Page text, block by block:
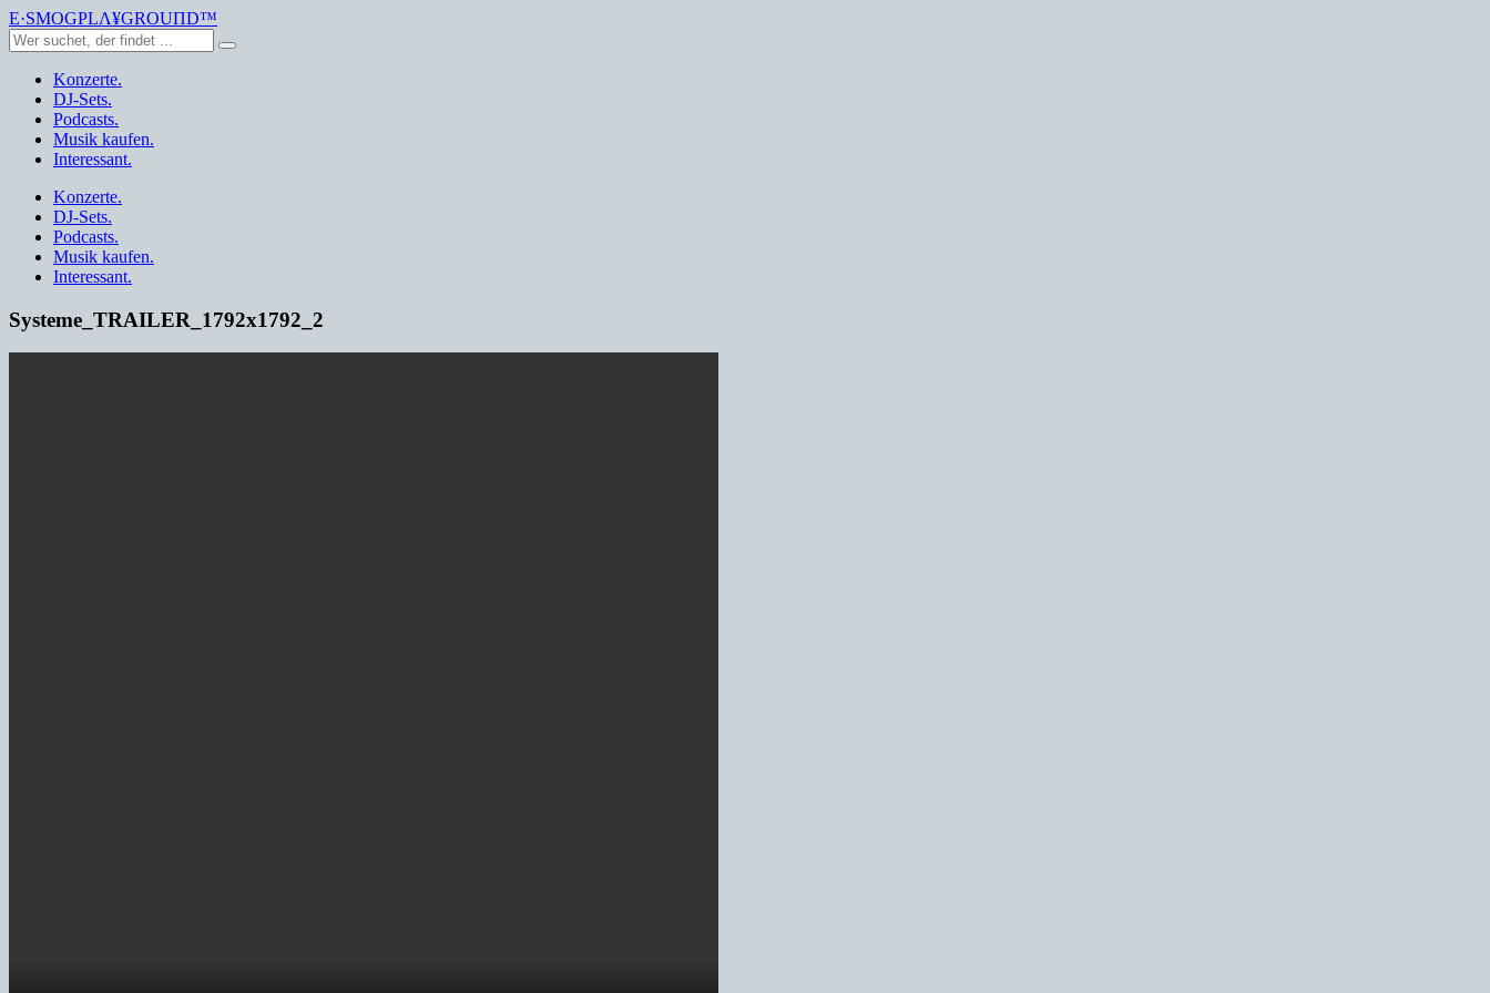
E·SMOGPLΛ¥GROUПD™
Konzerte.
DJ-Sets.
Podcasts.
Musik kaufen.
Interessant.
Konzerte.
DJ-Sets.
Podcasts.
Musik kaufen.
Interessant.
Systeme_TRAILER_1792x1792_2